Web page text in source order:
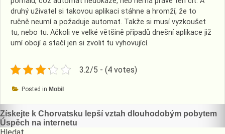
druhý uživatel si takovou aplikaci stáhne a hromží, že to
ručně neumí a požaduje automat. Takže si musí vyzkoušet
tu, nebo tu. Ačkoli ve velké většině případů dnešní aplikace již
umí obojí a stačí jen si zvolit tu vyhovující.
3.2/5 - (4 votes)
Posted in Mobil
Navigace
pro
Získejte k Chorvatsku lepší vztah dlouhodobým pobytem
Úspěch na internetu